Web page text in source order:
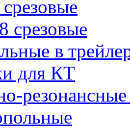
срезовые
в
для КТ